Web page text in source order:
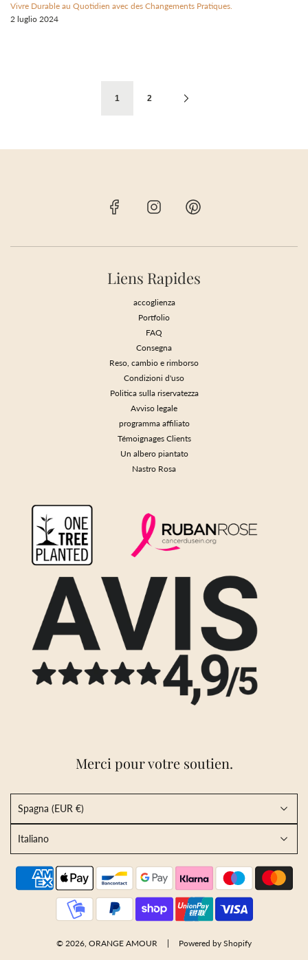
Vivre Durable au Quotidien avec des Changements Pratiques.
2 luglio 2024
1 2
Liens Rapides
accoglienza
Portfolio
FAQ
Consegna
Reso, cambio e rimborso
Condizioni d'uso
Politica sulla riservatezza
Avviso legale
programma affiliato
Témoignages Clients
Un albero piantato
Nastro Rosa
Merci pour votre soutien.
Spagna (EUR €)
Italiano
© 2026, ORANGE AMOUR Powered by Shopify